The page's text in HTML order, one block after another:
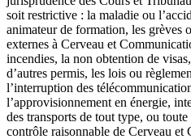
soit restrictive : la maladie ou
animateur de formation, les grèves
externes à Cerveau et
incendies, la non obtention de
d’autres permis, les lois ou
l’interruption des
l’approvisionnement en énergie,
des transports de tout type, ou
contrôle raisonnable de Cerveau et